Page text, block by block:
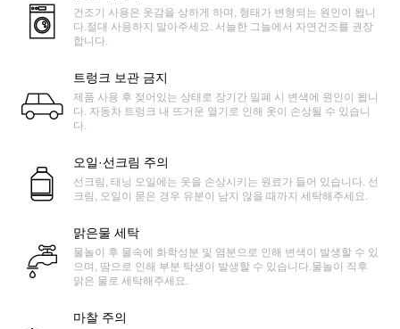
건조기 사용은 옷감을 상하게 하며, 형태가 변형되는 원인이 됩니
다.절대 사용하지 말아주세요. 서늘한 그늘에서 자연건조를 권장
합니다.
트렁크 보관 금지
제품 사용 후 젖어있는 상태로 장기간 밀폐 시 변색에 원인이 됩니
다. 자동차 트렁크 내 뜨거운 열기로 인해 옷이 손상될 수 있습니
다.
오일·선크림 주의
선크림, 태닝 오일에는 옷을 손상시키는 원료가 들어 있습니다. 선
크림, 오일이 묻은 경우 유분이 남지 않을 때까지 세탁해주세요.
맑은물 세탁
물놀이 후 물속에 화학성분 및 염분으로 인해 변색이 발생할 수 있
으며, 땀으로 인해 부분 탁생이 발생할 수 있습니다.물놀이 직후
맑은 물로 세탁해주세요.
마찰 주의